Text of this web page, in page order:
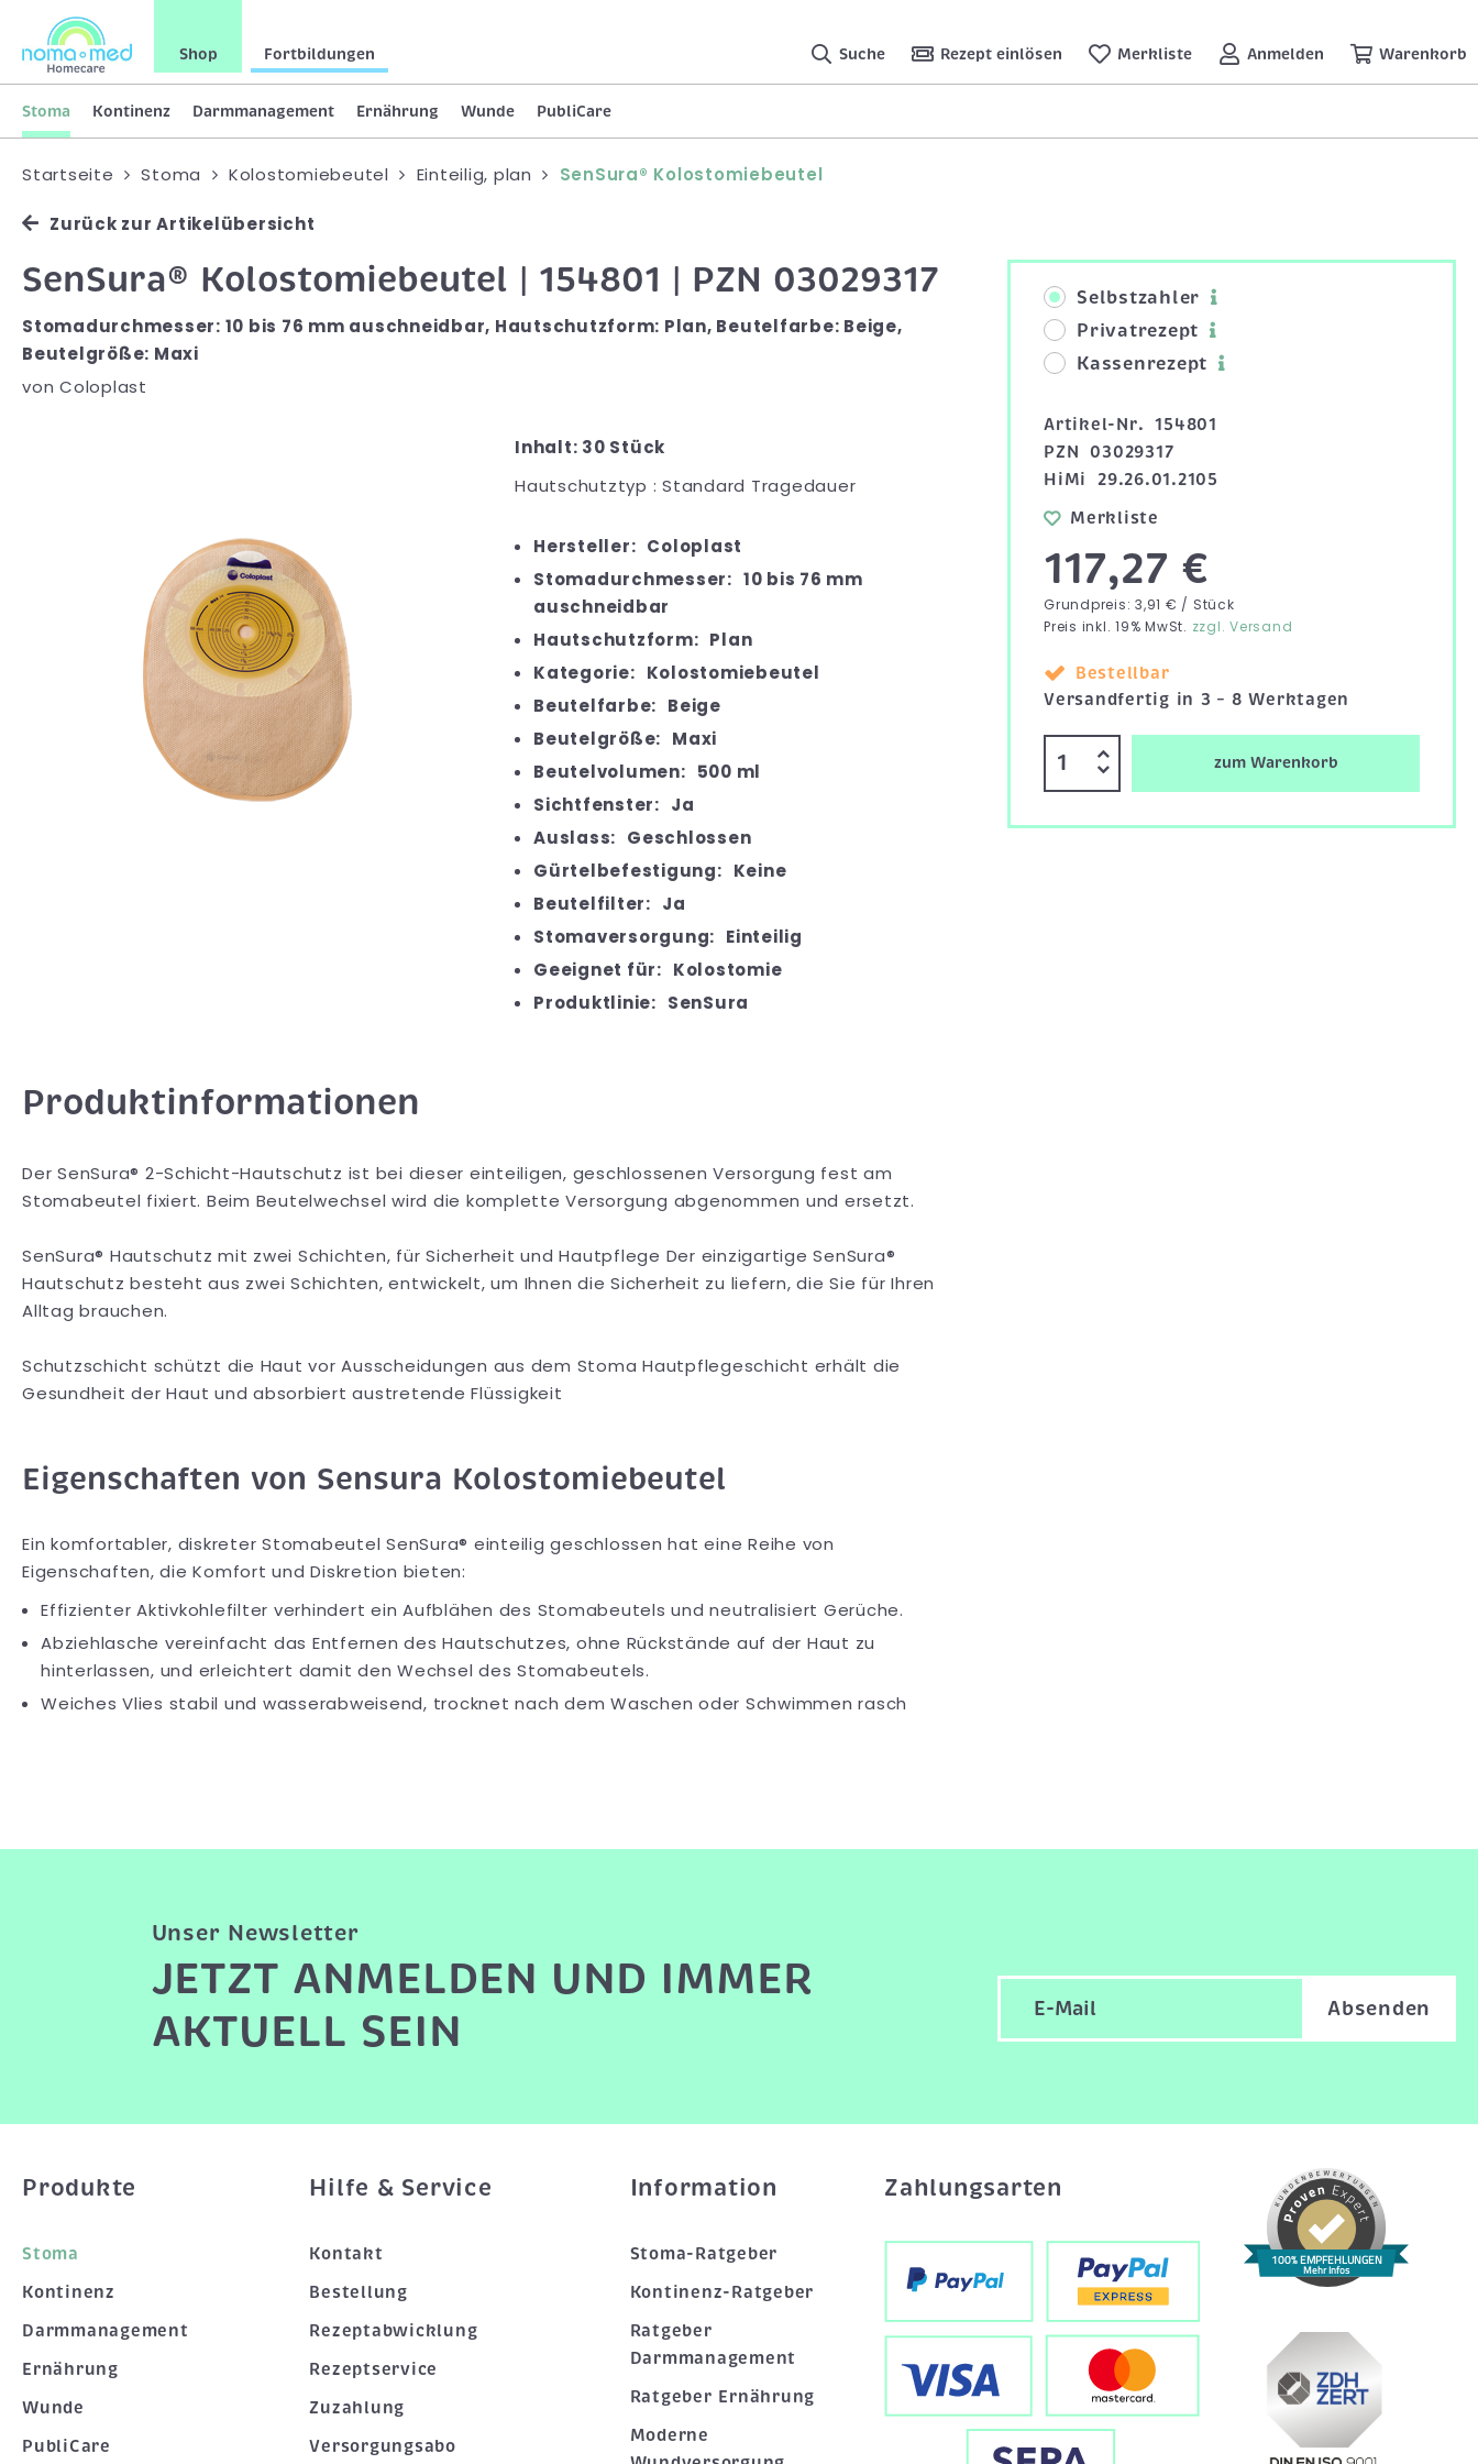
Shop Fortbildungen Suche Rezept einlösen Merkliste Anmelden Warenkorb
Stoma Kontinenz Darmmanagement Ernährung Wunde PubliCare
Startseite Stoma Kolostomiebeutel Einteilig, plan SenSura® Kolostomiebeutel
Zurück zur Artikelübersicht
SenSura® Kolostomiebeutel | 154801 | PZN 03029317
Stomadurchmesser: 10 bis 76 mm auschneidbar, Hautschutzform: Plan, Beutelfarbe: Beige,
Beutelgröße: Maxi
von Coloplast
Inhalt: 30 Stück
Hautschutztyp : Standard Tragedauer
Hersteller: Coloplast
Stomadurchmesser: 10 bis 76 mm
auschneidbar
Hautschutzform: Plan
Kategorie: Kolostomiebeutel
Beutelfarbe: Beige
Beutelgröße: Maxi
Beutelvolumen: 500 ml
Sichtfenster: Ja
Auslass: Geschlossen
Gürtelbefestigung: Keine
Beutelfilter: Ja
Stomaversorgung: Einteilig
Geeignet für: Kolostomie
Produktlinie: SenSura
Selbstzahler
Privatrezept
Kassenrezept
Artikel-Nr.
154801
PZN
03029317
HiMi
29.26.01.2105
Merkliste
117,27 €
Grundpreis: 3,91 € / Stück
Preis inkl. 19% MwSt. zzgl. Versand
Bestellbar
Versandfertig in 3 – 8 Werktagen
zum Warenkorb
Produktinformationen
Der SenSura® 2-Schicht-Hautschutz ist bei dieser einteiligen, geschlossenen Versorgung fest am
Stomabeutel fixiert. Beim Beutelwechsel wird die komplette Versorgung abgenommen und ersetzt.
SenSura® Hautschutz mit zwei Schichten, für Sicherheit und Hautpflege Der einzigartige SenSura®
Hautschutz besteht aus zwei Schichten, entwickelt, um Ihnen die Sicherheit zu liefern, die Sie für Ihren
Alltag brauchen.
Schutzschicht schützt die Haut vor Ausscheidungen aus dem Stoma Hautpflegeschicht erhält die
Gesundheit der Haut und absorbiert austretende Flüssigkeit
Eigenschaften von Sensura Kolostomiebeutel
Ein komfortabler, diskreter Stomabeutel SenSura® einteilig geschlossen hat eine Reihe von
Eigenschaften, die Komfort und Diskretion bieten:
Effizienter Aktivkohlefilter verhindert ein Aufblähen des Stomabeutels und neutralisiert Gerüche.
Abziehlasche vereinfacht das Entfernen des Hautschutzes, ohne Rückstände auf der Haut zu
hinterlassen, und erleichtert damit den Wechsel des Stomabeutels.
Weiches Vlies stabil und wasserabweisend, trocknet nach dem Waschen oder Schwimmen rasch
Unser Newsletter
JETZT ANMELDEN UND IMMER
AKTUELL SEIN
Absenden
Produkte
Stoma
Kontinenz
Darmmanagement
Ernährung
Wunde
PubliCare
Hilfe & Service
Kontakt
Bestellung
Rezeptabwicklung
Rezeptservice
Zuzahlung
Versorgungsabo
Information
Stoma-Ratgeber
Kontinenz-Ratgeber
Ratgeber
Darmmanagement
Ratgeber Ernährung
Moderne
Zahlungsarten
100% EMPFEHLUNGEN
Mehr Infos